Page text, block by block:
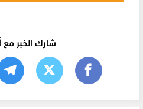
شارك الخبر